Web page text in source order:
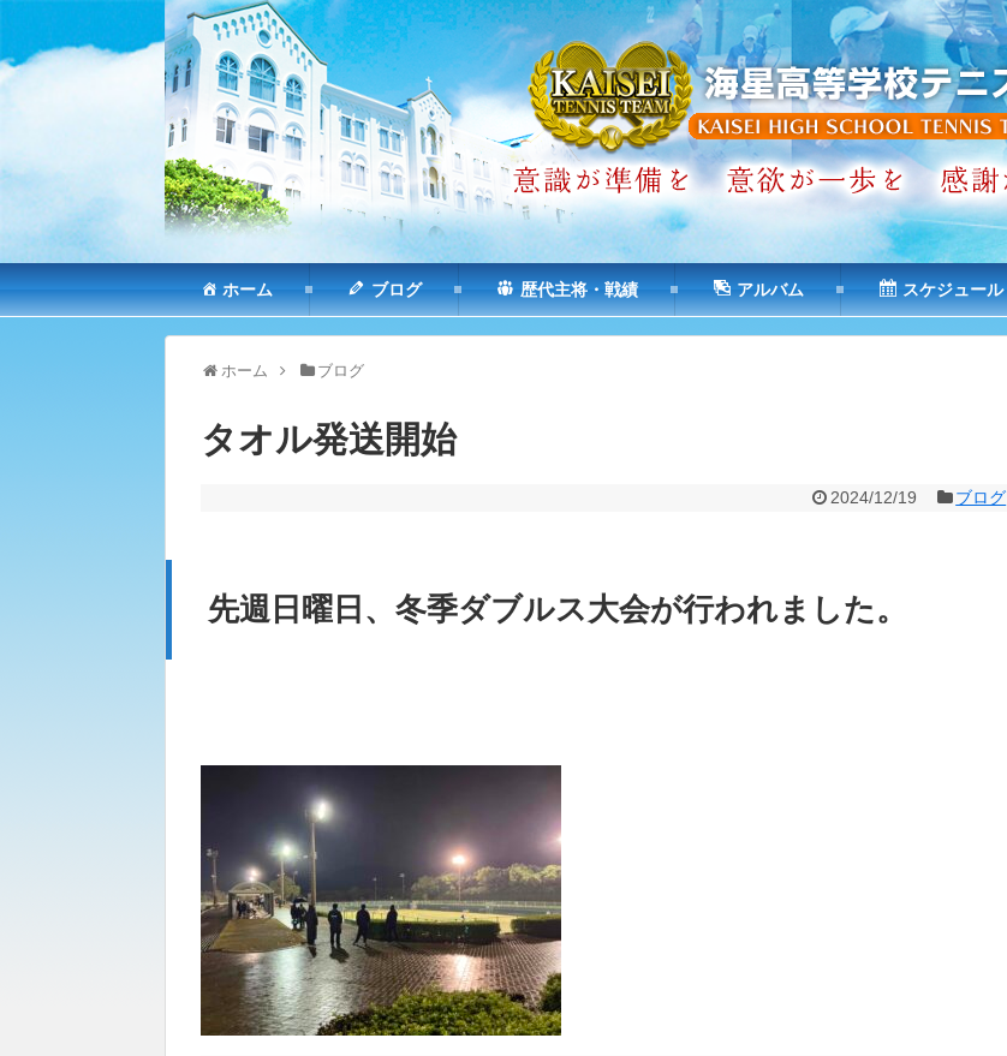
ホーム ブログ 歴代主将・戦績 アルバム スケジュール
ホーム ブログ
タオル発送開始
2024/12/19 ブログ
先週日曜日、冬季ダブルス大会が行われました。